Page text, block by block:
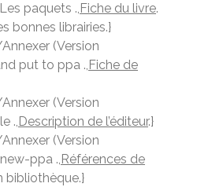
paquets ., Fiche du livre.
bonnes librairies.}
(Version
put to ppa ., Fiche de
(Version
., Description de l’éditeur.}
(Version
ppa ., Références de
bibliothèque.}